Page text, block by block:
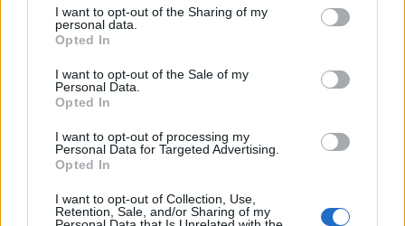
I want to opt-out of the Sharing of my
personal data.
Opted In
I want to opt-out of the Sale of my
Personal Data.
Opted In
I want to opt-out of processing my
Personal Data for Targeted Advertising.
Opted In
I want to opt-out of Collection, Use,
Retention, Sale, and/or Sharing of my
Lamine Camara (Monaco), Bara
Sapoko Ndiaye (Bayern Monaco)
Attaccanti: Sadio Mané (Al-Nassr),
Ismaila Sarr (Crystal Palace), Ibrahim
Ilimian Ndiaye (Everton), Cherif Ndiaye
(Samsunspor), Bamba Dieng (Lorient),
Nicolas Jackson (Bayern Monaco)